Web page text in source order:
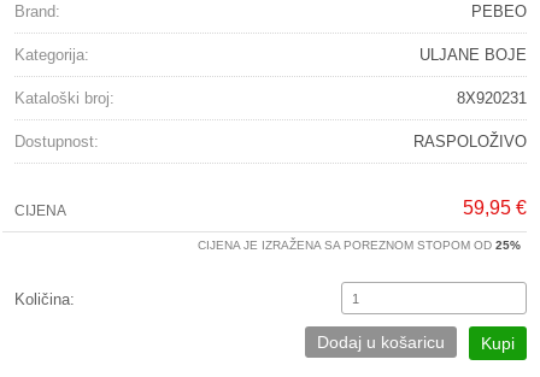
Brand: PEBEO
Kategorija: ULJANE BOJE
Kataloški broj: 8X920231
Dostupnost: RASPOLOŽIVO
CIJENA 59,95 €
CIJENA JE IZRAŽENA SA POREZNOM STOPOM OD 25%
Količina:
Kupi
Dodaj u košaricu